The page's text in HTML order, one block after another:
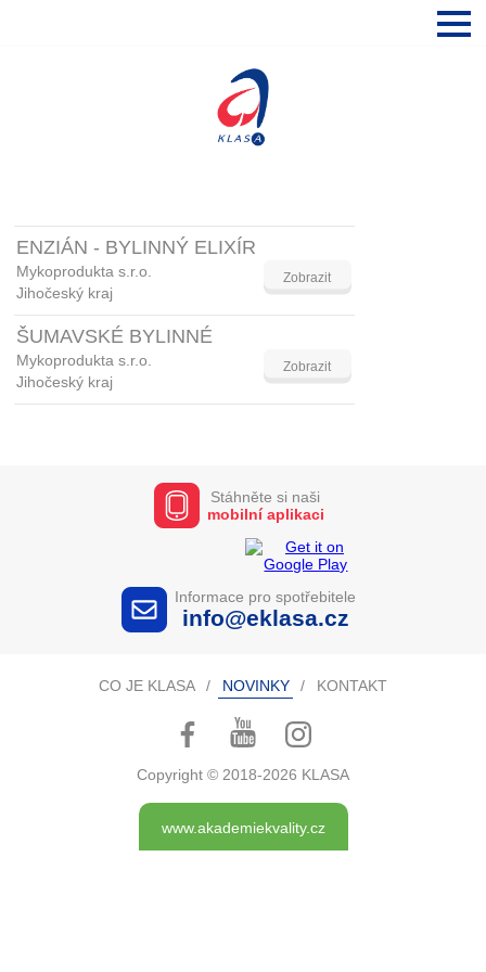
ENZIÁN - BYLINNÝ ELIXÍR
Mykoprodukta s.r.o.
Jihočeský kraj
Zobrazit
ŠUMAVSKÉ BYLINNÉ
Mykoprodukta s.r.o.
Jihočeský kraj
Zobrazit
Stáhněte si naši
mobilní aplikaci
Informace pro spotřebitele
info@eklasa.cz
CO JE KLASA NOVINKY KONTAKT
Copyright © 2018-2026 KLASA
www.akademiekvality.cz